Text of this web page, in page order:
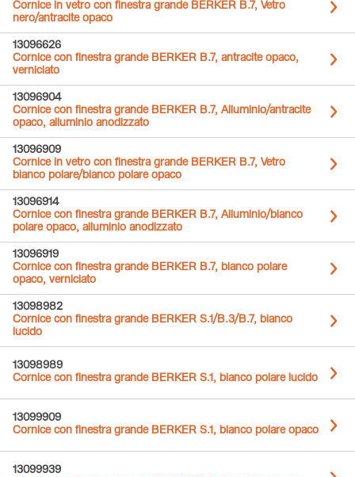
Cornice in vetro con finestra grande BERKER B.7, Vetro
nero/antracite opaco
13096626
Cornice con finestra grande BERKER B.7, antracite opaco,
verniciato
13096904
Cornice con finestra grande BERKER B.7, Alluminio/antracite
opaco, alluminio anodizzato
13096909
Cornice in vetro con finestra grande BERKER B.7, Vetro
bianco polare/bianco polare opaco
13096914
Cornice con finestra grande BERKER B.7, Alluminio/bianco
polare opaco, alluminio anodizzato
13096919
Cornice con finestra grande BERKER B.7, bianco polare
opaco, verniciato
13098982
Cornice con finestra grande BERKER S.1/B.3/B.7, bianco
lucido
13098989
Cornice con finestra grande BERKER S.1, bianco polare lucido
13099909
Cornice con finestra grande BERKER S.1, bianco polare opaco
13099939